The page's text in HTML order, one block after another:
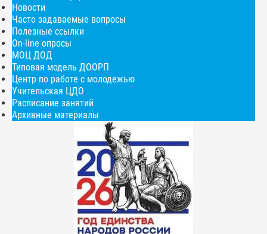
Новости
Часто задаваемые вопросы
Полезные ссылки
On-line опросы
МОЦ ДОД
Типовая модель ДООРП
Центр по работе с молодежью
Учительская ЦДО
Расписание занятий
Архивные материалы